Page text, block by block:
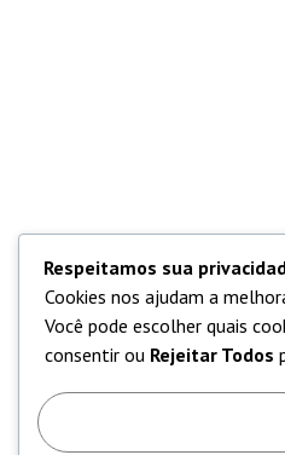
Respeitamos sua
Cookies nos ajudam a
Você pode escolher quais
consentir ou Rejeitar Todos